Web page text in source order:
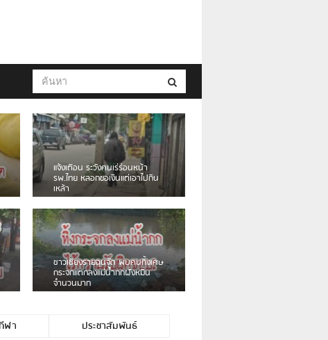
บพม่าเร่ขายพวงมาลัยหน้าพ่อขุนฯ
าตนเองไม่ใช่ประชาชนชาวเชียงร […]
ฬา ประชาสัมพันธ์